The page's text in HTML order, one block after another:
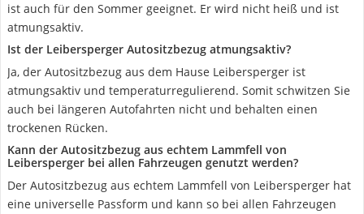
ist auch für den Sommer geeignet. Er wird nicht heiß und ist
atmungsaktiv.
Ist der Leibersperger Autositzbezug atmungsaktiv?
Ja, der Autositzbezug aus dem Hause Leibersperger ist
atmungsaktiv und temperaturregulierend. Somit schwitzen Sie
auch bei längeren Autofahrten nicht und behalten einen
trockenen Rücken.
Kann der Autositzbezug aus echtem Lammfell von
Leibersperger bei allen Fahrzeugen genutzt werden?
Der Autositzbezug aus echtem Lammfell von Leibersperger hat
eine universelle Passform und kann so bei allen Fahrzeugen